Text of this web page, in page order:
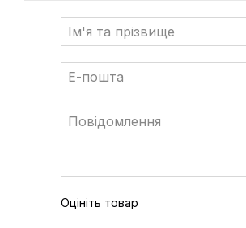
ККД
Кількість фаз
Діапазон роботи MPPT контролера
Кількість стрінгів на один трекер
Робоча температура
Оцініть товар